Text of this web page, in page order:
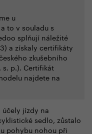
u
to v souladu s
splňují náležité
3) a získaly certifikáty
zkušebního
s. p.). Certifikát
najdete na
jízdy na
sedlo, zůstalo
pohybu nohou při